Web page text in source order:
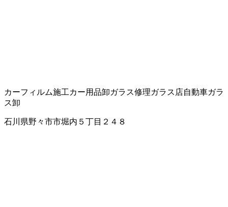
カーフィルム施工カー用品卸ガラス修理ガラス店自動車ガラ
ス卸
石川県野々市市堀内５丁目２４８